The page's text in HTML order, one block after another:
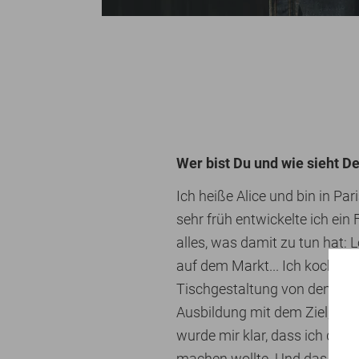
Wer bist Du und wie sieht
Ich heiße Alice und bin in
sehr früh entwickelte ich ein
alles, was damit zu tun hat:
auf dem Markt... Ich kochte
Tischgestaltung von den
Ausbildung mit dem Ziel,
wurde mir klar, dass ich die